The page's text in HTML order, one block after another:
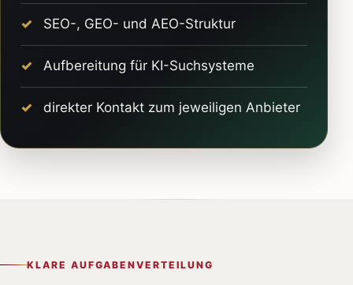
SEO-, GEO- und AEO-Struktur
Aufbereitung für KI-Suchsysteme
direkter Kontakt zum jeweiligen Anbieter
KLARE AUFGABENVERTEILUNG